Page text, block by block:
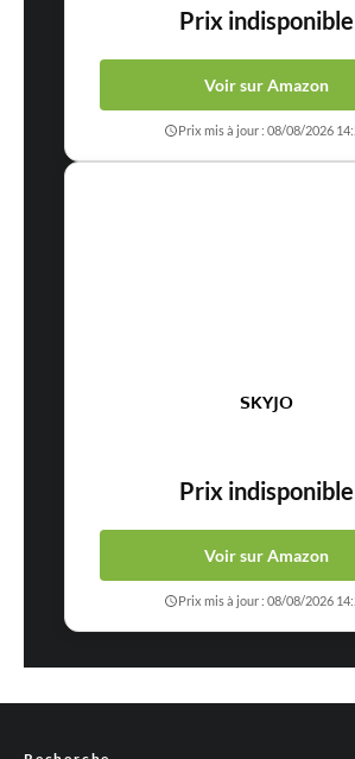
Prix indisponible
Voir sur Amazon
Prix mis à jour : 08/08/2026
SKYJO
Prix indisponible
Voir sur Amazon
Prix mis à jour : 08/08/2026